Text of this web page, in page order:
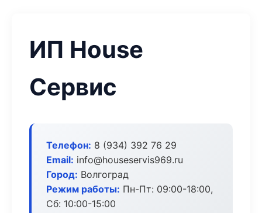
ИП House
Сервис
Телефон: 8 (934) 392 76 29
Email: info@houseservis969.ru
Город: Волгоград
Режим работы: Пн-Пт: 09:00-18:00,
Сб: 10:00-15:00